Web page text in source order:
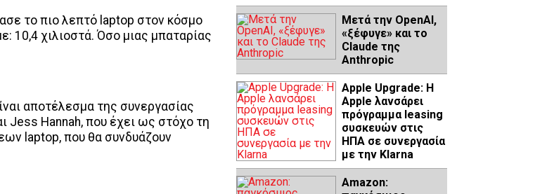
το πιο λεπτό laptop στον κόσμο
10,4 χιλιοστά. Όσο μιας μπαταρίας
αποτέλεσμα της συνεργασίας
Jess Hannah, που έχει ως στόχο τη
laptop, που θα συνδυάζουν
Μετά την OpenAI,
«ξέφυγε» και το
Claude της
Anthropic
Apple Upgrade: Η
Apple λανσάρει
πρόγραμμα leasing
συσκευών στις
ΗΠΑ σε συνεργασία
με την Klarna
Amazon: